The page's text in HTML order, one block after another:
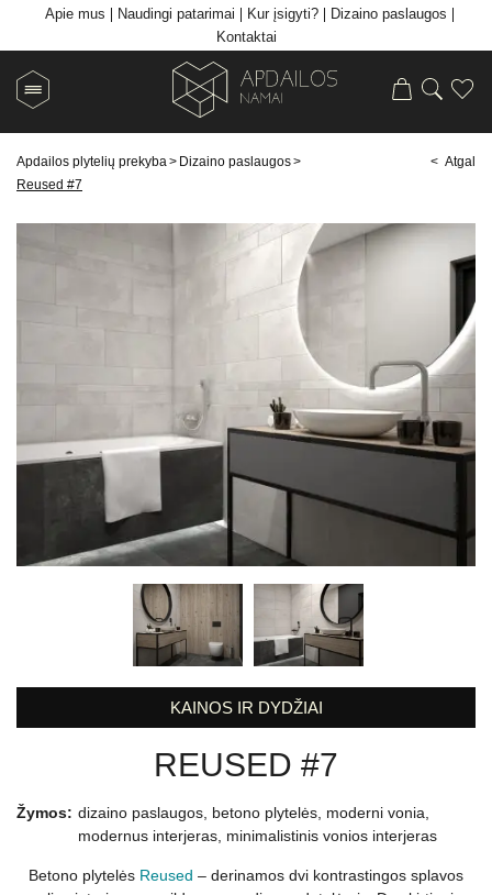
Apie mus Naudingi patarimai Kur įsigyti?
Dizaino paslaugos
Kontaktai
Apdailos plytelių prekyba > Dizaino paslaugos>
Reused #7
< Atgal
KAINOS IR DYDŽIAI
REUSED #7
Žymos: dizaino paslaugos, betono plytelės, moderni vonia,
modernus interjeras, minimalistinis vonios interjeras
Betono plytelės Reused – derinamos dvi kontrastingos splavos